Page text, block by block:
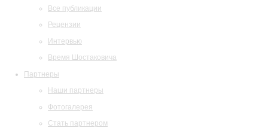
Все публикации
Рецензии
Интервью
Время Шостаковича
Партнеры
Наши партнеры
Фотогалерея
Стать партнером